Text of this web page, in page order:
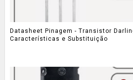
Datasheet Pinagem - Transistor
Características e Substituição